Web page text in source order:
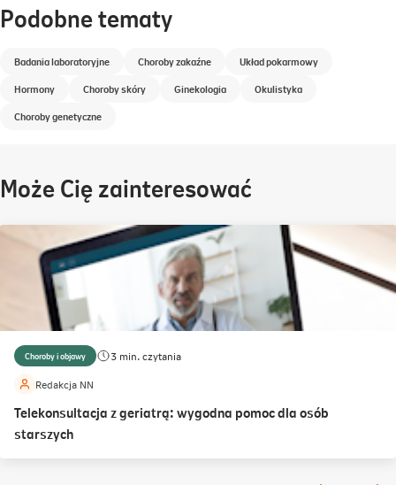
Podobne tematy
Badania laboratoryjne Choroby zakaźne
Układ pokarmowy
Hormony
Choroby skóry Ginekologia
Okulistyka
Choroby genetyczne
Może Cię zainteresować
Choroby i objawy
3 min. czytania
Redakcja NN
Telekonsultacja z geriatrą: wygodna pomoc dla osób
starszych